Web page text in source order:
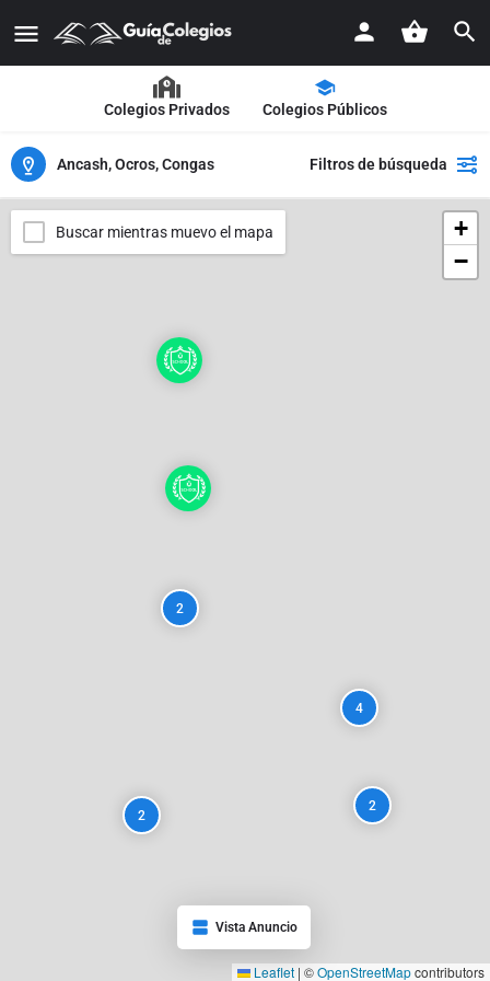
Colegios Privados Colegios Públicos
Ancash, Ocros, Congas Filtros de búsqueda
2
2
2
4
+
−
Leaflet | ©OpenStreetMapcontributors
Buscar mientras muevo el mapa
Vista Anuncio